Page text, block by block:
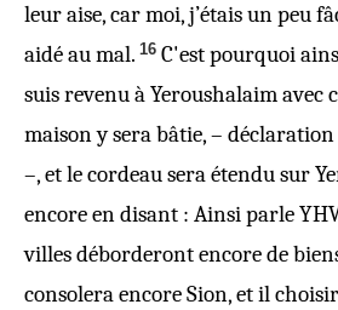
leur aise, car moi, j’étais un peu
aidé au mal. 16 C'est pourquoi
suis revenu à Yeroushalaim avec
maison y sera bâtie, –
–, et le cordeau sera étendu sur
encore en disant : Ainsi parle
villes déborderont encore de
consolera encore Sion, et il